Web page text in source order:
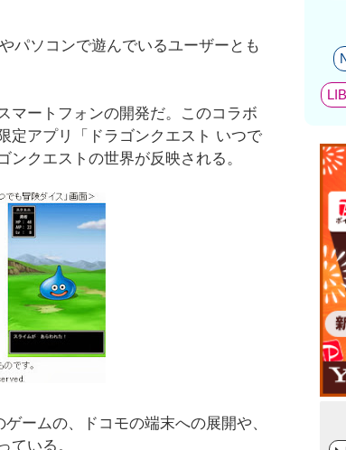
パソコンで遊んでいるユーザーとも
マートフォンの開発だ。このコラボ
定アプリ「ドラゴンクエスト いつで
クエストの世界が反映される。
ームの、ドコモの端末への展開や、
ている。